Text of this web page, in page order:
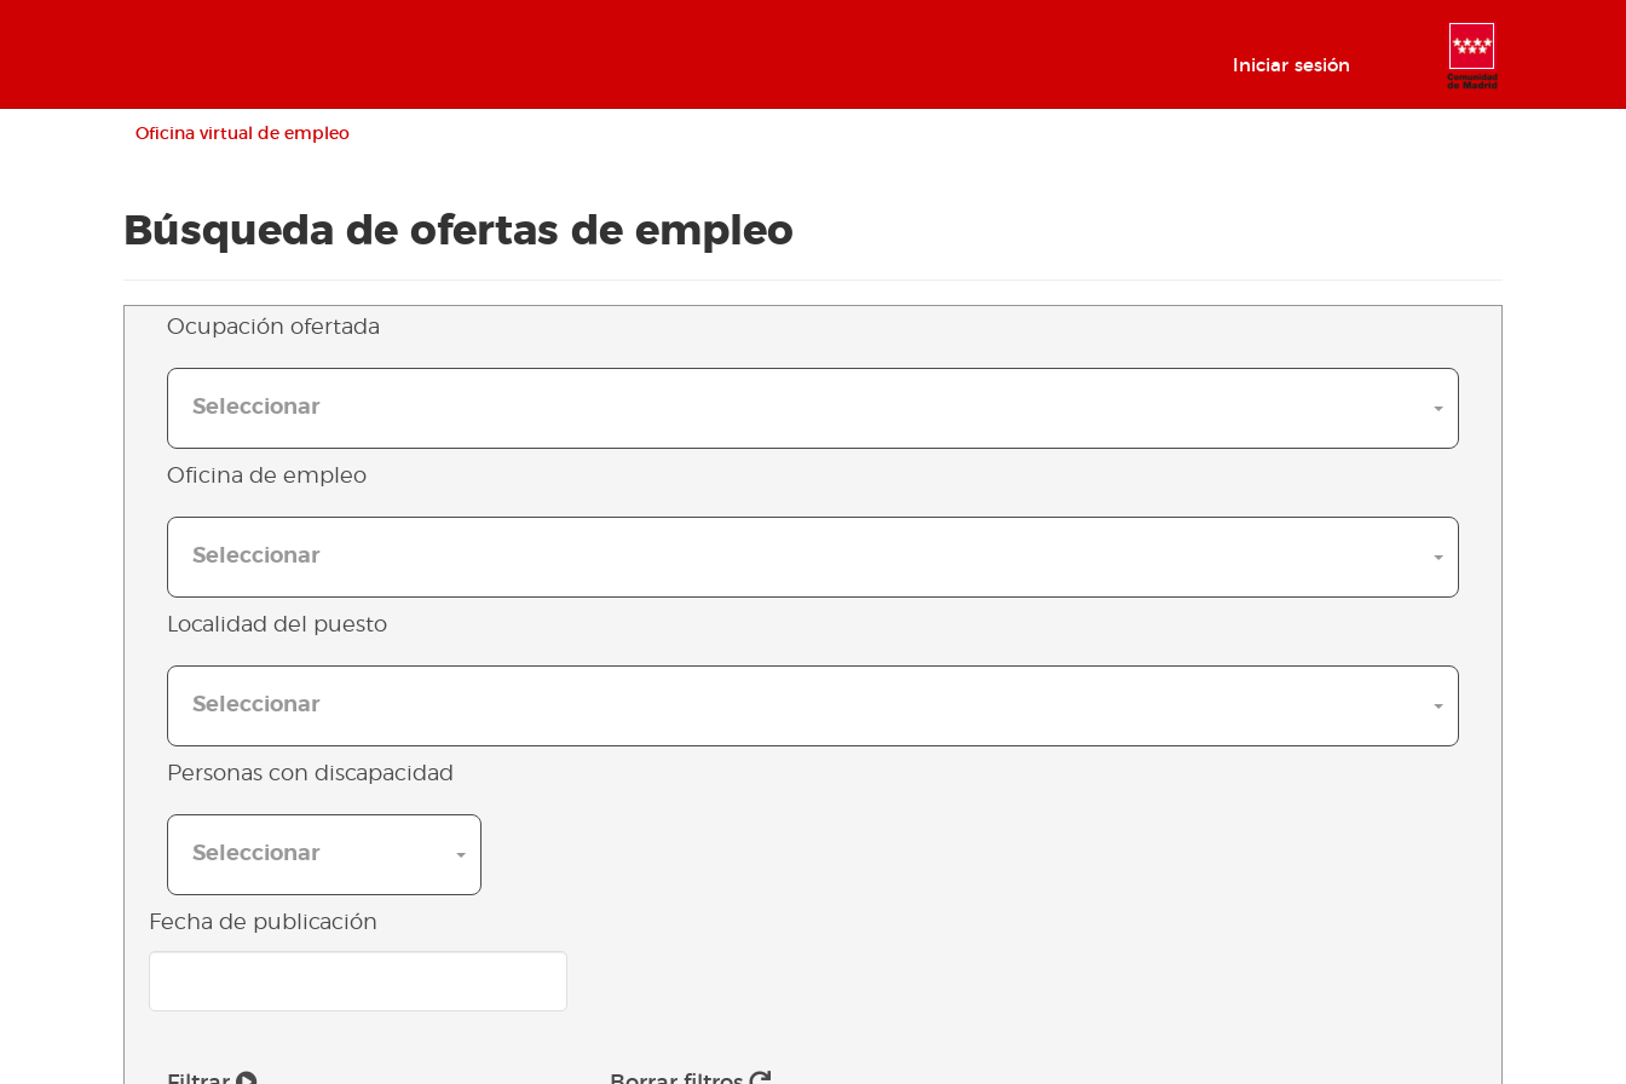
Iniciar sesión
Oficina virtual de empleo
Búsqueda de ofertas de empleo
Ocupación ofertada
Seleccionar
Oficina de empleo
Seleccionar
Localidad del puesto
Seleccionar
Personas con discapacidad
Seleccionar
Fecha de publicación